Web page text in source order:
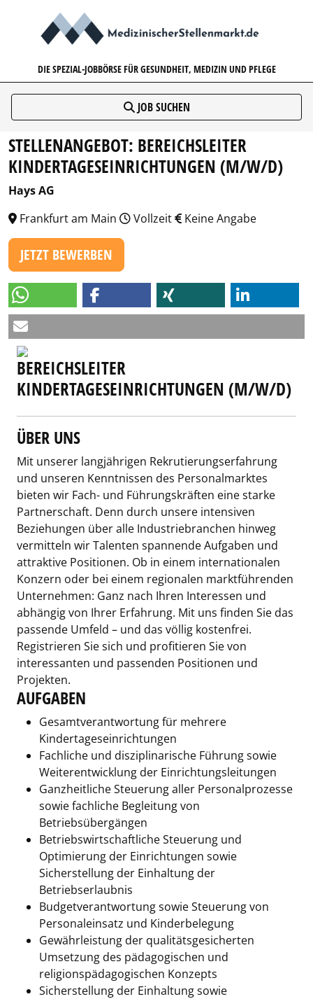
DIE SPEZIAL-JOBBÖRSE FÜR GESUNDHEIT, MEDIZIN UND PFLEGE
JOB SUCHEN
STELLENANGEBOT: BEREICHSLEITER
KINDERTAGESEINRICHTUNGEN (M/W/D)
Hays AG
Frankfurt am Main
Vollzeit Keine Angabe
JETZT BEWERBEN
BEREICHSLEITER
KINDERTAGESEINRICHTUNGEN (M/W/D)
ÜBER UNS
Mit unserer langjährigen Rekrutierungserfahrung
und unseren Kenntnissen des Personalmarktes
bieten wir Fach- und Führungskräften eine starke
Partnerschaft. Denn durch unsere intensiven
Beziehungen über alle Industriebranchen hinweg
vermitteln wir Talenten spannende Aufgaben und
attraktive Positionen. Ob in einem internationalen
Konzern oder bei einem regionalen marktführenden
Unternehmen: Ganz nach Ihren Interessen und
abhängig von Ihrer Erfahrung. Mit uns finden Sie das
passende Umfeld – und das völlig kostenfrei.
Registrieren Sie sich und profitieren Sie von
interessanten und passenden Positionen und
Projekten.
AUFGABEN
Gesamtverantwortung für mehrere
Kindertageseinrichtungen
Fachliche und disziplinarische Führung sowie
Weiterentwicklung der Einrichtungsleitungen
Ganzheitliche Steuerung aller Personalprozesse
sowie fachliche Begleitung von
Betriebsübergängen
Betriebswirtschaftliche Steuerung und
Optimierung der Einrichtungen sowie
Sicherstellung der Einhaltung der
Betriebserlaubnis
Budgetverantwortung sowie Steuerung von
Personaleinsatz und Kinderbelegung
Gewährleistung der qualitätsgesicherten
Umsetzung des pädagogischen und
religionspädagogischen Konzepts
Sicherstellung der Einhaltung sowie